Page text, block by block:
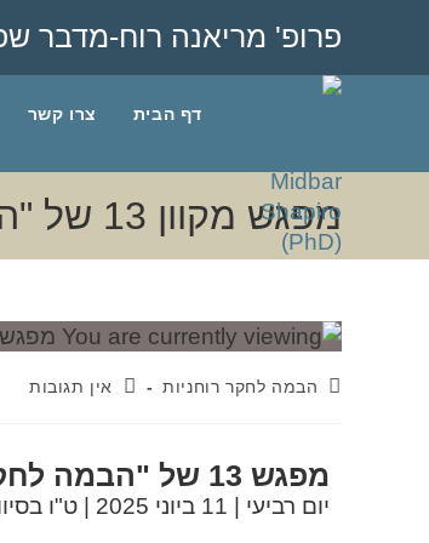
פרופ' מריאנה רוח-מדבר
דף הבית צרו קשר
מפגש מקוון 13 של "הבמה לחקר רוחניות עכשווית ואלטרנטיבית"
הבמה לחקר רוחניות אין תגובות
מפגש של "הבמה
יום רביעי | 11 ביוני 2025 | ט"ו בסיוון תשפ"ה | 16:30 עד 18:00